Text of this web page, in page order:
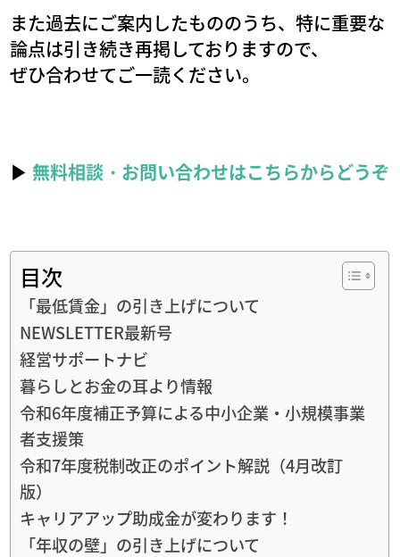
また過去にご案内したもののうち、特に重要な
論点は引き続き再掲しておりますので、
ぜひ合わせてご一読ください。
▶無料相談・お問い合わせはこちらからどうぞ
目次
「最低賃金」の引き上げについて
NEWSLETTER最新号
経営サポートナビ
​暮らしとお金の耳より情報
令和6年度補正予算による中小企業・小規模事業
者支援策
令和7年度税制改正のポイント解説（4月改訂
版）
キャリアアップ助成金が変わります！
「年収の壁」の引き上げについて